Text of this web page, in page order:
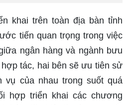
khai trên toàn địa bàn tỉnh
tiến quan trọng trong việc
ngân hàng và ngành bưu
tác, hai bên sẽ ưu tiên sử
vụ của nhau trong suốt quá
hợp triển khai các chương